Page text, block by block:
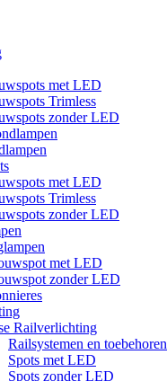
met LED
Trimless
zonder LED
met LED
Trimless
zonder LED
met LED
zonder LED
Railverlichting
Railsystemen en toebehoren
Spots met LED
Spots zonder LED